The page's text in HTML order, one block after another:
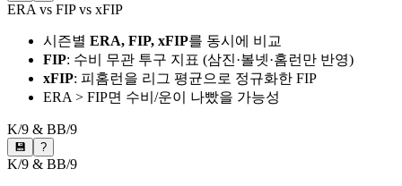
ERA vs FIP vs xFIP
시즌별 ERA, FIP, xFIP를 동시에 비교
FIP: 수비 무관 투구 지표 (삼진·볼넷·홈런만 반영)
xFIP: 피홈런을 리그 평균으로 정규화한 FIP
ERA > FIP면 수비/운이 나빴을 가능성
K/9 & BB/9
💾 ?
K/9 & BB/9